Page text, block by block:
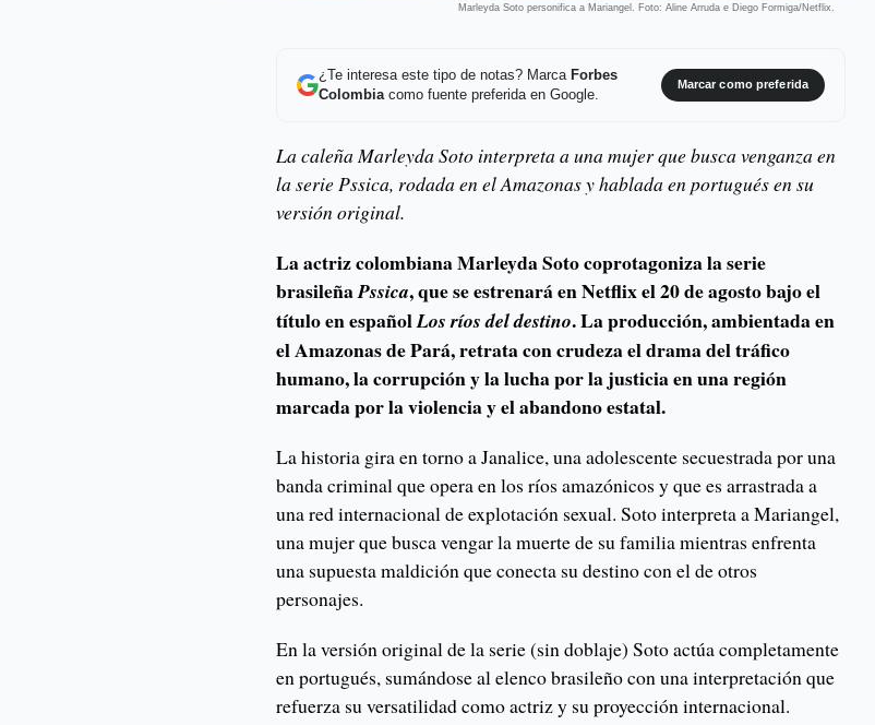
Marleyda Soto personifica a Mariangel. Foto: Aline Arruda e Diego Formiga/Netflix.
¿Te interesa este tipo de notas? Marca Forbes
Colombiacomo fuente preferida en Google.
Marcar como preferida
La caleña Marleyda Soto interpreta a una mujer que busca venganza en
la serie Pssica, rodada en el Amazonas y hablada en portugués en su
versión original.
La actriz colombiana Marleyda Soto coprotagoniza la serie
brasileñaPssica, que se estrenará en Netflix el 20 de agosto bajo el
título en españolLos ríos del destino. La producción, ambientada en
el Amazonas de Pará, retrata con crudeza el drama del tráfico
humano, la corrupción y la lucha por la justicia en una región
marcada por la violencia y el abandono estatal.
La historia gira en torno a Janalice, una adolescente secuestrada por una
banda criminal que opera en los ríos amazónicos y que es arrastrada a
una red internacional de explotación sexual. Soto interpreta a Mariangel,
una mujer que busca vengar la muerte de su familia mientras enfrenta
una supuesta maldición que conecta su destino con el de otros
personajes.
En la versión original de la serie (sin doblaje) Soto actúa completamente
en portugués, sumándose al elenco brasileño con una interpretación que
refuerza su versatilidad como actriz y su proyección internacional.